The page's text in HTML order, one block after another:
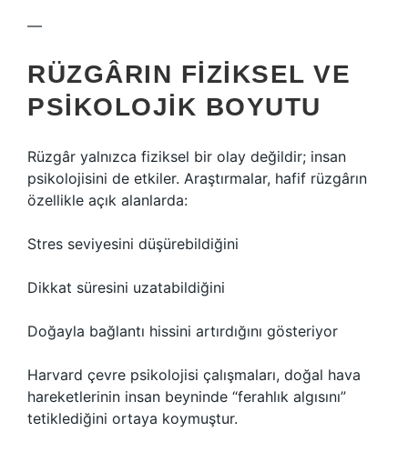
—
RÜZGÂRIN FIZIKSEL VE
PSIKOLOJIK BOYUTU
Rüzgâr yalnızca fiziksel bir olay değildir; insan
psikolojisini de etkiler. Araştırmalar, hafif rüzgârın
özellikle açık alanlarda:
Stres seviyesini düşürebildiğini
Dikkat süresini uzatabildiğini
Doğayla bağlantı hissini artırdığını gösteriyor
Harvard çevre psikolojisi çalışmaları, doğal hava
hareketlerinin insan beyninde “ferahlık algısını”
tetiklediğini ortaya koymuştur.